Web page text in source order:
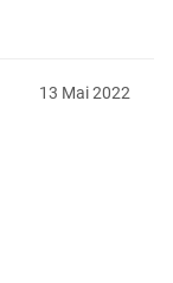
13 Mai 2022